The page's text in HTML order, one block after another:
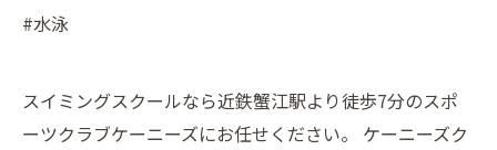
#水泳
スイミングスクールなら近鉄蟹江駅より徒歩7分のスポ
ーツクラブケーニーズにお任せください。 ケーニーズク